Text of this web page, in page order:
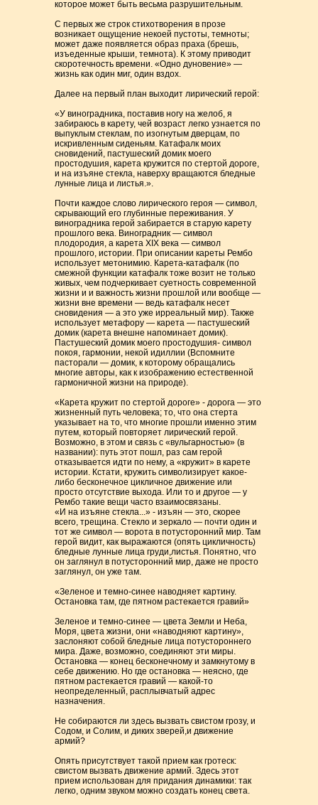
которое может быть весьма разрушительным.
С первых же строк стихотворения в прозе
возникает ощущение некоей пустоты, темноты;
может даже появляется образ праха (брешь,
изъеденные крыши, темнота). К этому приводит
скоротечность времени. «Одно дуновение» —
жизнь как один миг, один вздох.
Далее на первый план выходит лирический герой:
«У виноградника, поставив ногу на желоб, я
забираюсь в карету, чей возраст легко узнается по
выпуклым стеклам, по изогнутым дверцам, по
искривленным сиденьям. Катафалк моих
сновидений, пастушеский домик моего
простодушия, карета кружится по стертой дороге,
и на изъяне стекла, наверху вращаются бледные
лунные лица и листья.».
Почти каждое слово лирического героя — символ,
скрывающий его глубинные переживания. У
виноградника герой забирается в старую карету
прошлого века. Виноградник — символ
плодородия, а карета XIX века — символ
прошлого, истории. При описании кареты Рембо
использует метонимию. Карета-катафалк (по
смежной функции катафалк тоже возит не только
живых, чем подчеркивает суетность современной
жизни и и важность жизни прошлой или вообще —
жизни вне времени — ведь катафалк несет
сновидения — а это уже ирреальный мир). Также
использует метафору — карета — пастушеский
домик (карета внешне напоминает домик).
Пастушеский домик моего простодушия- символ
покоя, гармонии, некой идиллии (Вспомните
пасторали — домик, к которому обращались
многие авторы, как к изображению естественной
гармоничной жизни на природе).
«Карета кружит по стертой дороге» - дорога — это
жизненный путь человека; то, что она стерта
указывает на то, что многие прошли именно этим
путем, который повторяет лирический герой.
Возможно, в этом и связь с «вульгарностью» (в
названии): путь этот пошл, раз сам герой
отказывается идти по нему, а «кружит» в карете
истории. Кстати, кружить символизирует какое-
либо бесконечное цикличное движение или
просто отсутствие выхода. Или то и другое — у
Рембо такие вещи часто взаимосвязаны.
«И на изъяне стекла...» - изъян — это, скорее
всего, трещина. Стекло и зеркало — почти один и
тот же символ — ворота в потусторонний мир. Там
герой видит, как выражаются (опять цикличность)
бледные лунные лица груди,листья. Понятно, что
он заглянул в потусторонний мир, даже не просто
заглянул, он уже там.
«Зеленое и темно-синее наводняет картину.
Остановка там, где пятном растекается гравий»
Зеленое и темно-синее — цвета Земли и Неба,
Моря, цвета жизни, они «наводняют картину»,
заслоняют собой бледные лица потустороннего
мира. Даже, возможно, соединяют эти миры.
Остановка — конец бесконечному и замкнутому в
себе движению. Но где остановка — неясно, где
пятном растекается гравий — какой-то
неопределенный, расплывчатый адрес
назначения.
Не собираются ли здесь вызвать свистом грозу, и
Содом, и Солим, и диких зверей,и движение
армий?
Опять присутствует такой прием как гротеск:
свистом вызвать движение армий. Здесь этот
прием использован для придания динамики: так
легко, одним звуком можно создать конец света.